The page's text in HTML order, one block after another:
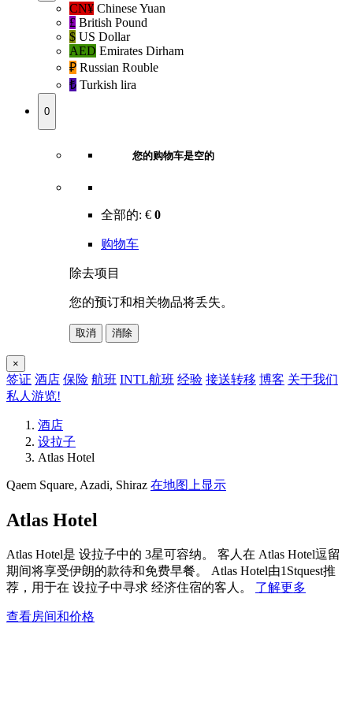
CN¥ Chinese Yuan
£ British Pound
$ US Dollar
AED Emirates Dirham
₽‎ Russian Rouble
₺‎ Turkish lira
0
您的购物车是空的
全部的: € 0
购物车
除去项目
您的预订和相关物品将丢失。
取消 消除
×
签证 酒店 保险 航班 INTL航班 经验 接送转移 博客 关于我们
私人游览!
酒店
设拉子
Atlas Hotel
Qaem Square, Azadi, Shiraz 在地图上显示
Atlas Hotel
Atlas Hotel是 设拉子中的 3星可容纳。 客人在 Atlas Hotel逗留
期间将享受伊朗的款待和免费早餐。 Atlas Hotel由1Stquest推
荐，用于在 设拉子中寻求 经济住宿的客人。 了解更多
查看房间和价格